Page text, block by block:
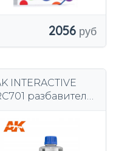
2056
INTERACTIVE
разбавитель
серии Real Colors
op. 200мл